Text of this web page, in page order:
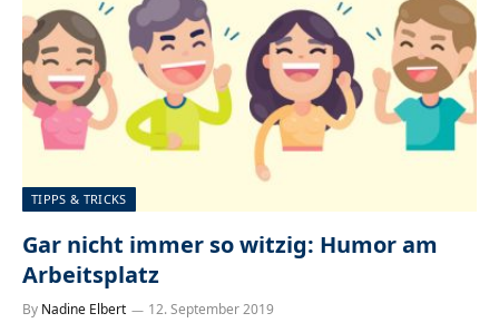
TIPPS & TRICKS
Gar nicht immer so witzig: Humor am
Arbeitsplatz
By Nadine Elbert 12. September 2019